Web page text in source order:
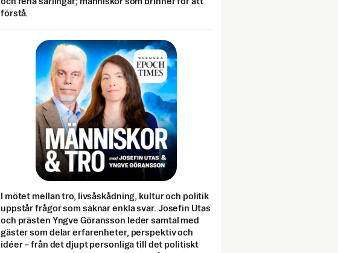
förstå.
I mötet mellan tro, livsåskådning, kultur och politik
uppstår frågor som saknar enkla svar. Josefin Utas
och prästen Yngve Göransson leder samtal med
gäster som delar erfarenheter, perspektiv och
idéer – från det djupt personliga till det politiskt